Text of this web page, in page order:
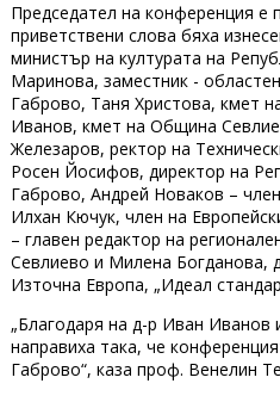
Председател на конференция е
приветствени слова бяха
министър на културата на
Маринова, заместник -
Габрово, Таня Христова, кмет
Иванов, кмет на Община
Железаров, ректор на
Росен Йосифов, директор на
Габрово, Андрей Новаков –
Илхан Кючук, член на
– главен редактор на
Севлиево и Милена Богданова,
Източна Европа, „Идеал
„Благодаря на д-р Иван Иванов
направиха така, че
Габрово“, каза проф. Венелин